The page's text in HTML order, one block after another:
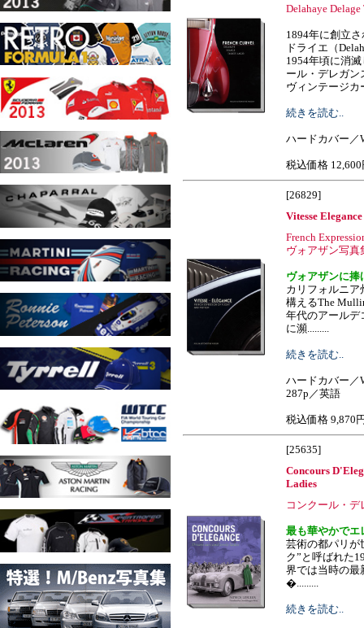
Delahaye
1894年に創立
ドライエ（
1954年頃に消
ール・デレガン
ヴィンテージカ
続きを読む..
ハードカバー／
税込価格 12,600
[26829]
Vitesse Elegance
French
ヴォアザン写真
ヴォアザンに捧
カリフォルニア
構えるThe
年代のアールデ
に瀕.........
続きを読む..
ハードカバー／
287p／英語
税込価格 9,870
[25635]
Concours
Ladies
コンクール・
最も華やかでエ
芸術の都パリが
ク”と呼ばれた
界では当時の最
�.........
続きを読む..